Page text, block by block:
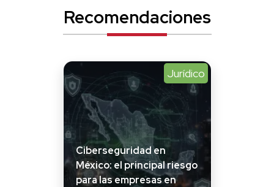
Recomendaciones
Jurídico
Ciberseguridad en
México: el principal riesgo
para las empresas en